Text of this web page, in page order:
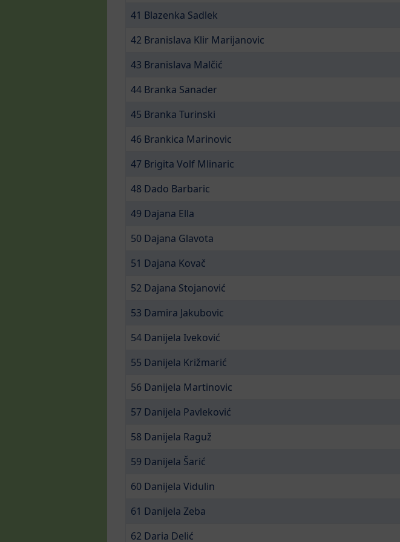
41 Blazenka Sadlek
42 Branislava Klir Marijanovic
43 Branislava Malčić
44 Branka Sanader
45 Branka Turinski
46 Brankica Marinovic
47 Brigita Volf Mlinaric
48 Dado Barbaric
49 Dajana Ella
50 Dajana Glavota
51 Dajana Kovač
52 Dajana Stojanović
53 Damira Jakubovic
54 Danijela Iveković
55 Danijela Križmarić
56 Danijela Martinovic
57 Danijela Pavleković
58 Danijela Raguž
59 Danijela Šarić
60 Danijela Vidulin
61 Danijela Zeba
62 Daria Delić